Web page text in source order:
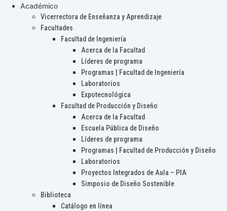
Académico
Vicerrectora de Enseñanza y Aprendizaje
Facultades
Facultad de Ingeniería
Acerca de la Facultad
Líderes de programa
Programas | Facultad de Ingeniería
Laboratorios
Expotecnológica
Facultad de Producción y Diseño
Acerca de la Facultad
Escuela Pública de Diseño
Líderes de programa
Programas | Facultad de Producción y Diseño
Laboratorios
Proyectos Integrados de Aula – PIA
Simposio de Diseño Sostenible
Biblioteca
Catálogo en línea